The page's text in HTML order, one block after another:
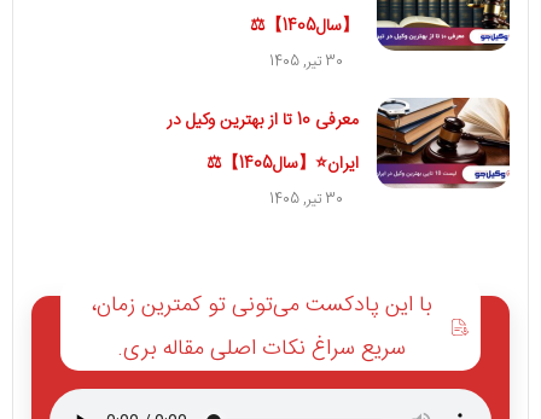
【سال1405】⚖️
30 تیر, 1405
معرفی 10 تا از بهترین وکیل در
ایران⭐【سال1405】⚖️
30 تیر, 1405
با این پادکست می‌تونی تو کمترین زمان،
سریع سراغ نکات اصلی مقاله بری.